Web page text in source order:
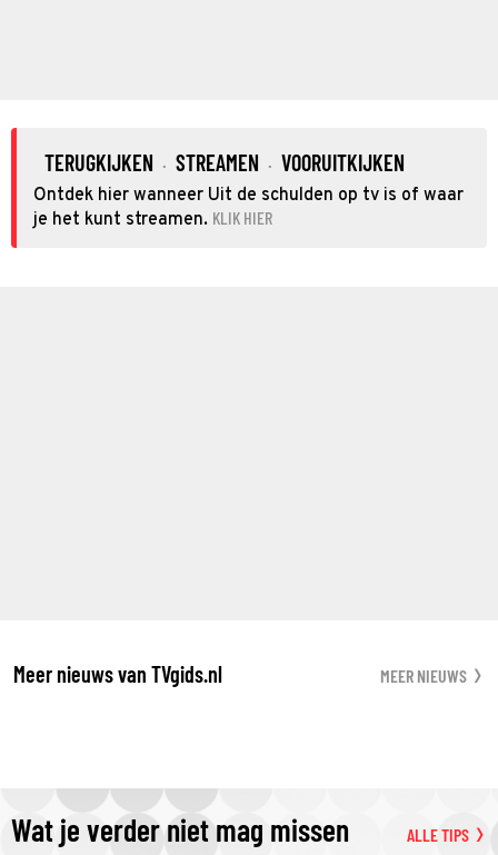
TERUGKIJKEN · STREAMEN · VOORUITKIJKEN
Ontdek hier wanneer Uit de schulden op tv is of waar
je het kunt streamen. KLIK HIER
Meer nieuws van TVgids.nl MEER NIEUWS
Wat je verder niet mag missen ALLE TIPS